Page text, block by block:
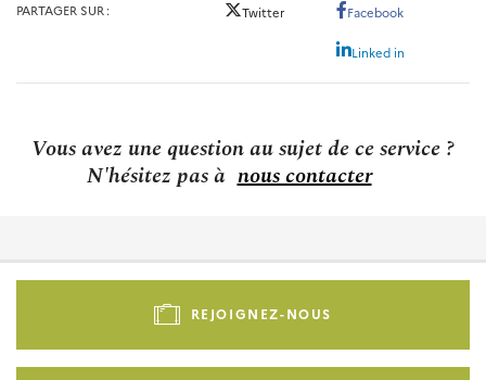
PARTAGER SUR Twitter Facebook
Linked in
Vous avez une question au sujet de ce service ?
N'hésitez pas à nous contacter
Pied
-
REJOIGNEZ-NOUS